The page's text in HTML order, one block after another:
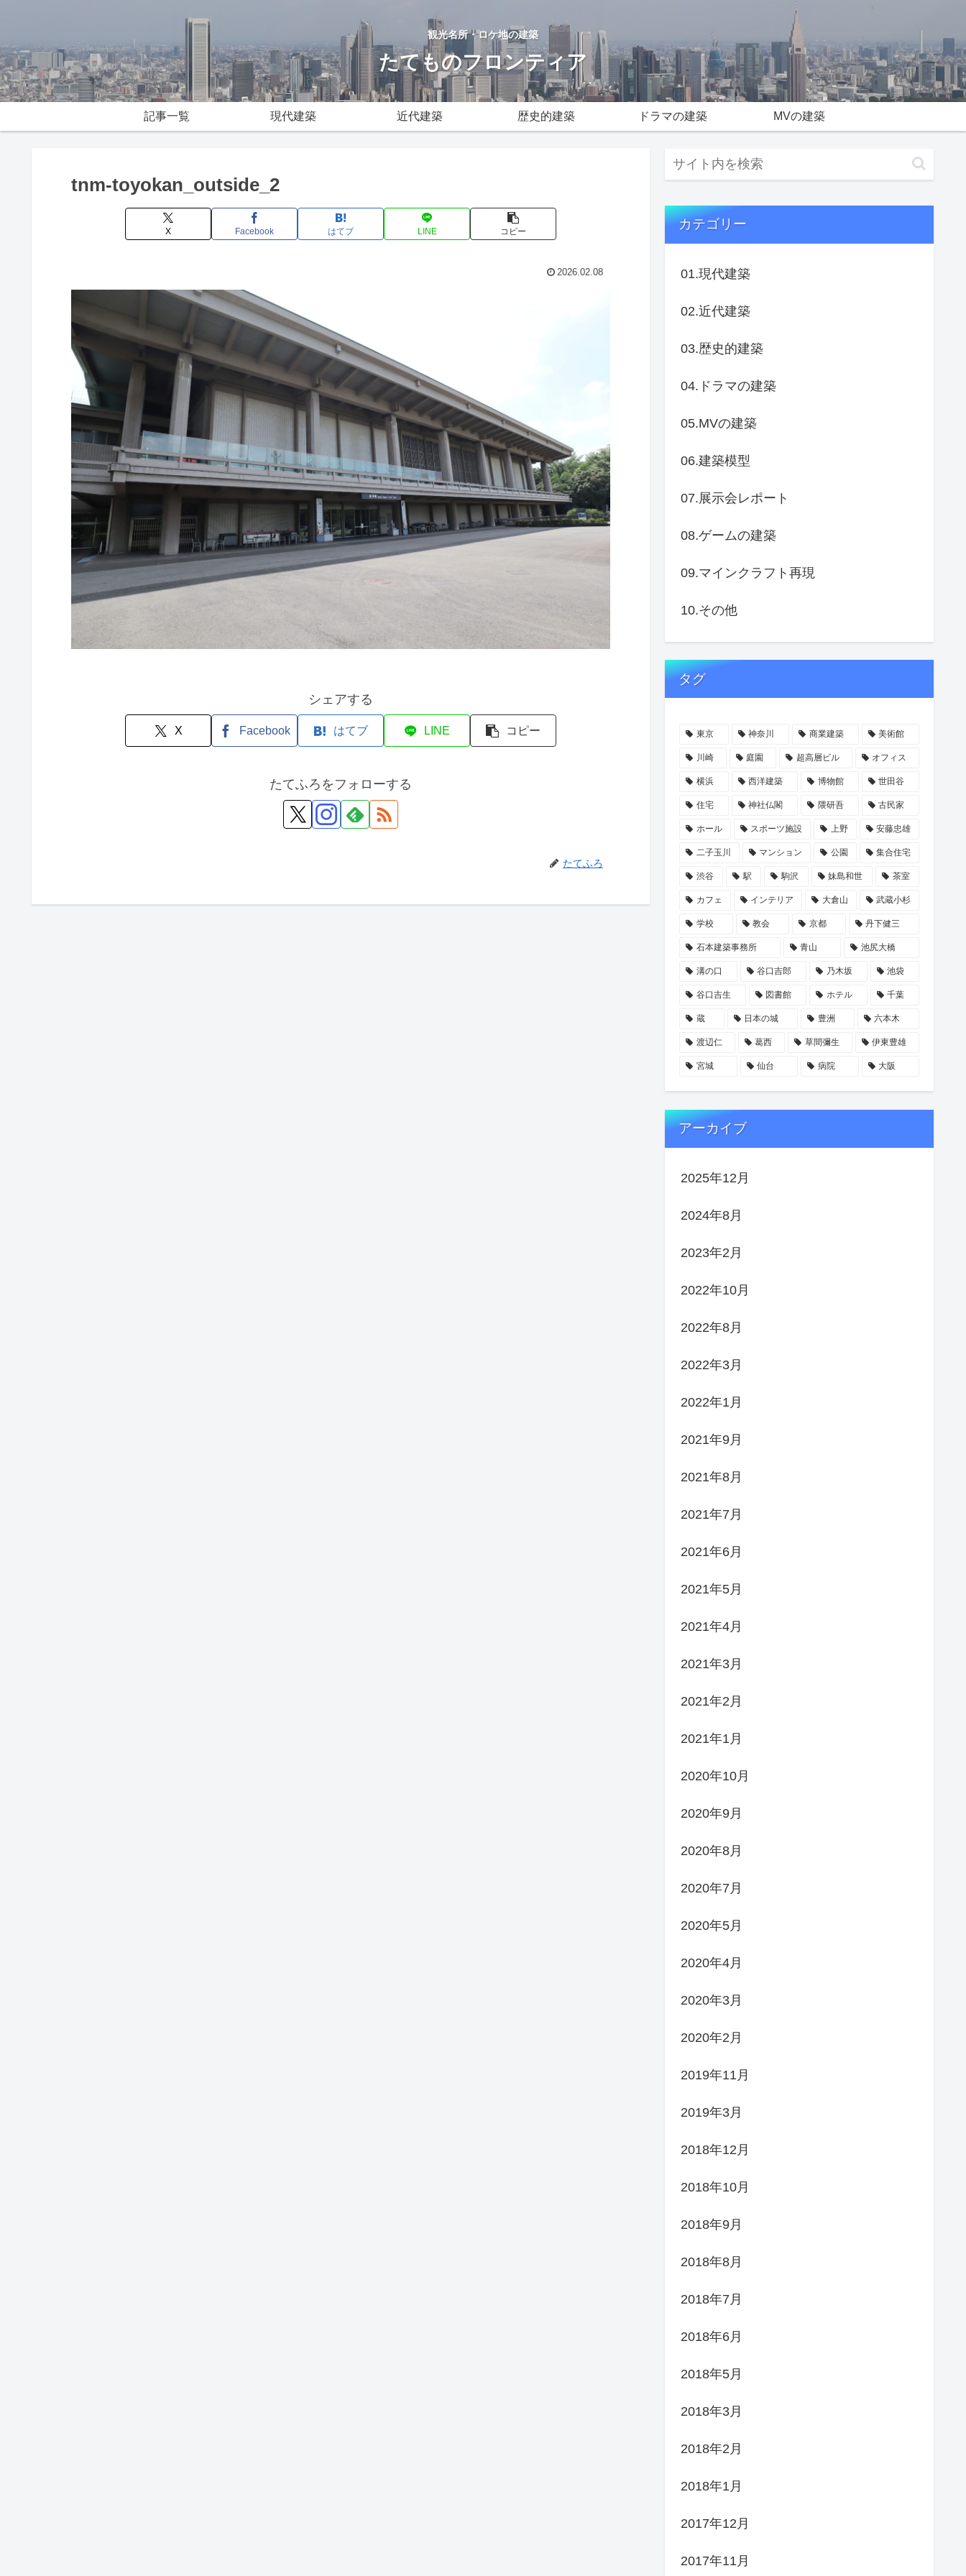
観光名所・ロケ地の建築
たてものフロンティア
記事一覧 現代建築 近代建築 歴史的建築 ドラマの建築 MVの建築
tnm-toyokan_outside_2
X Facebook はてブ LINE コピー
2026.02.08
シェアする
X Facebook はてブ LINE コピー
たてふろをフォローする
たてふろ
カテゴリー
01.現代建築
02.近代建築
03.歴史的建築
04.ドラマの建築
05.MVの建築
06.建築模型
07.展示会レポート
08.ゲームの建築
09.マインクラフト再現
10.その他
タグ
東京 神奈川 商業建築 美術館
川崎 庭園 超高層ビル オフィス
横浜 西洋建築 博物館 世田谷
住宅 神社仏閣 隈研吾 古民家
ホール スポーツ施設 上野 安藤忠雄
二子玉川 マンション 公園 集合住宅
渋谷 駅 駒沢 妹島和世 茶室
カフェ インテリア 大倉山 武蔵小杉
学校 教会 京都 丹下健三
石本建築事務所 青山 池尻大橋
溝の口 谷口吉郎 乃木坂 池袋
谷口吉生 図書館 ホテル 千葉
蔵 日本の城 豊洲 六本木
渡辺仁 葛西 草間彌生 伊東豊雄
宮城 仙台 病院 大阪
アーカイブ
2025年12月
2024年8月
2023年2月
2022年10月
2022年8月
2022年3月
2022年1月
2021年9月
2021年8月
2021年7月
2021年6月
2021年5月
2021年4月
2021年3月
2021年2月
2021年1月
2020年10月
2020年9月
2020年8月
2020年7月
2020年5月
2020年4月
2020年3月
2020年2月
2019年11月
2019年3月
2018年12月
2018年10月
2018年9月
2018年8月
2018年7月
2018年6月
2018年5月
2018年3月
2018年2月
2018年1月
2017年12月
2017年11月